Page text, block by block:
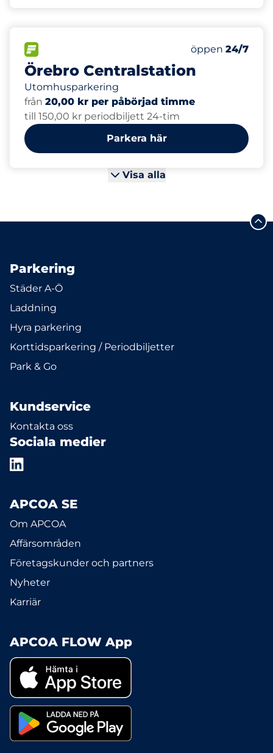
Örebro Centralstation
Utomhusparkering
Antal
Totalt antal
Torsdag&nbsp
öppen 24/7
från 20,00 kr per påbörjad timme
till 150,00 kr periodbiljett 24-tim
Parkera här
Visa alla
Parkering
Städer A-Ö
Laddning
Hyra parkering
Korttidsparkering / Periodbiljetter
Park & Go
Kundservice
Kontakta oss
Sociala medier
APCOA SE
Om APCOA
Affärsområden
Företagskunder och partners
Nyheter
Karriär
APCOA FLOW App